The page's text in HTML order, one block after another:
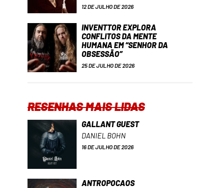
12 DE JULHO DE 2026
INVENTTOR EXPLORA
CONFLITOS DA MENTE
HUMANA EM “SENHOR DA
OBSESSÃO”
25 DE JULHO DE 2026
RESENHAS MAIS LIDAS
GALLANT GUEST
DANIEL BOHN
16 DE JULHO DE 2026
ANTROPOCAOS